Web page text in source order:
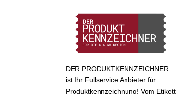
DER PRODUKTKENNZEICHNER
ist Ihr Fullservice Anbieter für
Produktkennzeichnung! Vom Etikett